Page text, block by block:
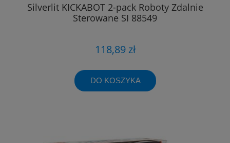
Silverlit KICKABOT 2-pack Roboty Zdalnie
Sterowane SI 88549
118,89 zł
DO KOSZYKA